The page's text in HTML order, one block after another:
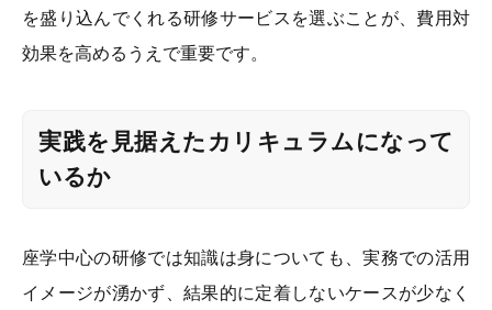
を盛り込んでくれる研修サービスを選ぶことが、費用対
効果を高めるうえで重要です。
実践を見据えたカリキュラムになって
いるか
座学中心の研修では知識は身についても、実務での活用
イメージが湧かず、結果的に定着しないケースが少なく